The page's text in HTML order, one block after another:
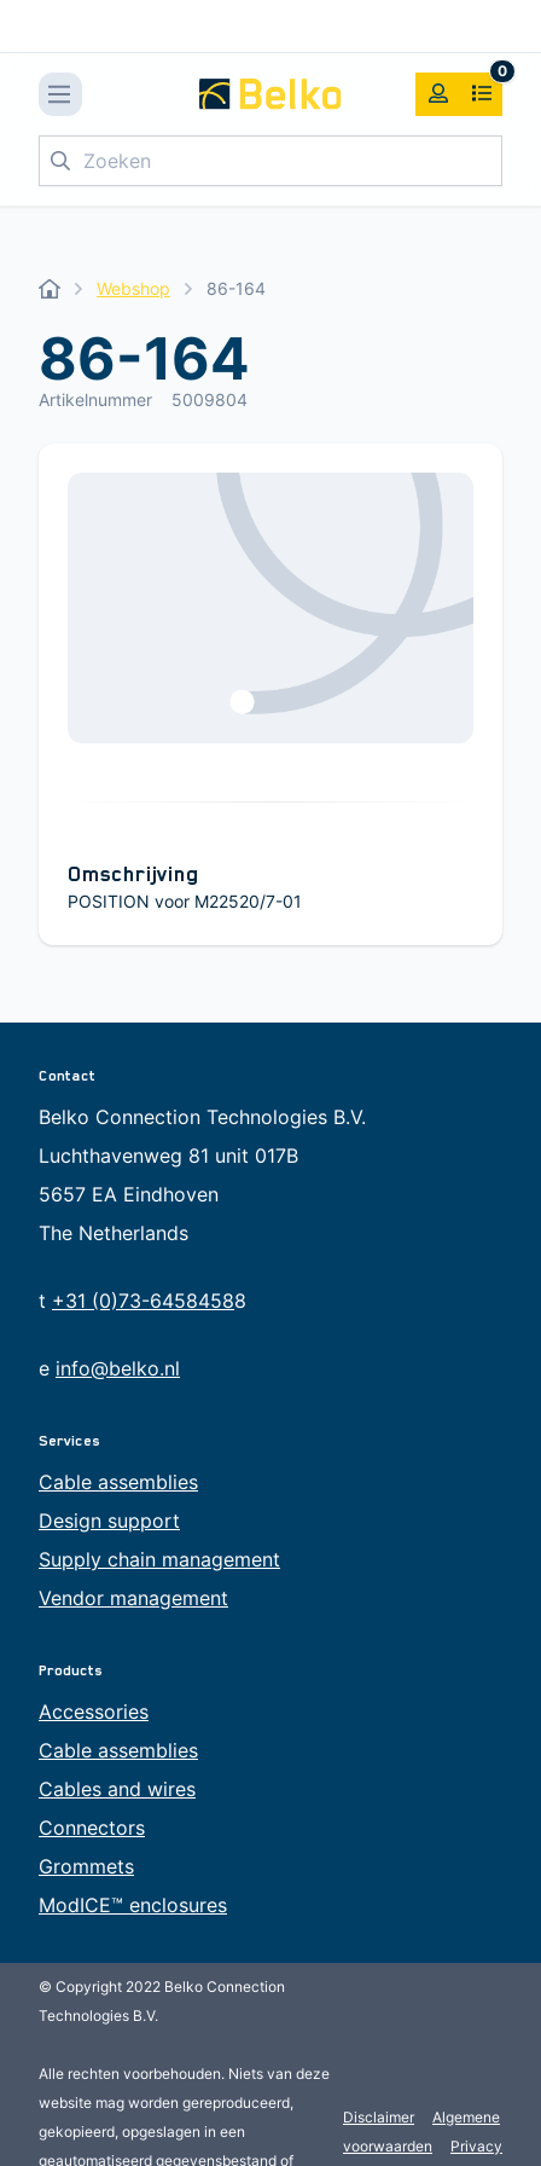
0
Zoeken
Webshop 86-164
86-164
Artikelnummer 5009804
Omschrijving
POSITION voor M22520/7-01
Contact
Belko Connection Technologies B.V.
Luchthavenweg 81 unit 017B
5657 EA Eindhoven
The Netherlands
t +31 (0)73-64584588
e info@belko.nl
Services
Cable assemblies
Design support
Supply chain management
Vendor management
Products
Accessories
Cable assemblies
Cables and wires
Connectors
Grommets
ModICE™ enclosures
© Copyright 2022 Belko Connection
Technologies B.V.
Alle rechten voorbehouden. Niets van deze
website mag worden gereproduceerd,
gekopieerd, opgeslagen in een
geautomatiseerd gegevensbestand of
Disclaimer
Algemene
voorwaarden
Privacy